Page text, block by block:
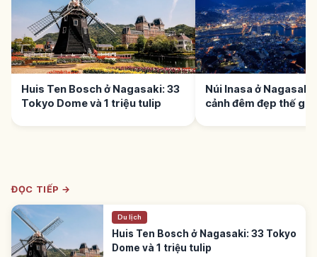
Huis Ten Bosch ở Nagasaki: 33
Tokyo Dome và 1 triệu tulip
Núi Inasa ở
cảnh đêm đẹp thế giới
ĐỌC TIẾP →
Du lịch
Huis Ten Bosch ở Nagasaki: 33 Tokyo
Dome và 1 triệu tulip